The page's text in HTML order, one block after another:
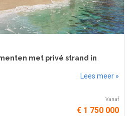
met privé strand in
Lees meer »
Vanaf
€ 1 750 000